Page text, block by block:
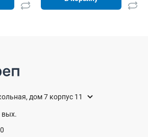
дом 7 корпус 11
вых.